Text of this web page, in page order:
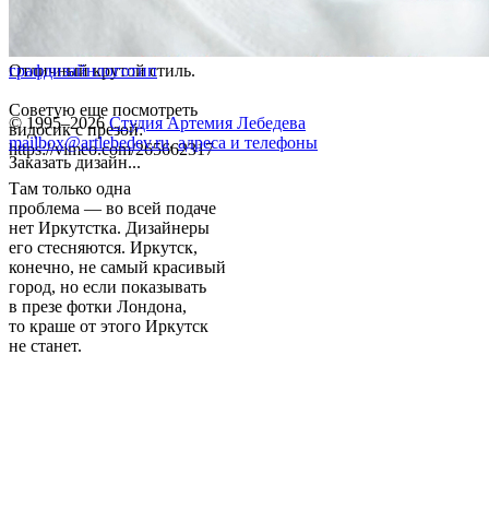
Отличный крутой стиль.
Советую еще посмотреть
видосик с презой:
https://vimeo.com/265662317
Там только одна
проблема — во всей подаче
нет Иркутстка. Дизайнеры
его стесняются. Иркутск,
конечно, не самый красивый
город, но если показывать
в презе фотки Лондона,
то краше от этого Иркутск
не станет.
графдизайнлоготип
© 1995–2026 Студия Артемия Лебедева
mailbox@artlebedev.ru, адреса и телефоны
Заказать дизайн...